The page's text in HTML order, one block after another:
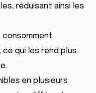
réduisant ainsi les
consomment
ce qui les rend plus
en plusieurs